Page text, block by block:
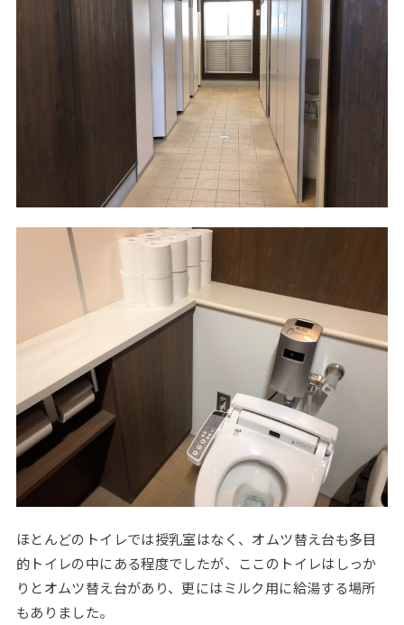
ほとんどのトイレでは授乳室はなく、オムツ替え台も多目
的トイレの中にある程度でしたが、ここのトイレはしっか
りとオムツ替え台があり、更にはミルク用に給湯する場所
もありました。